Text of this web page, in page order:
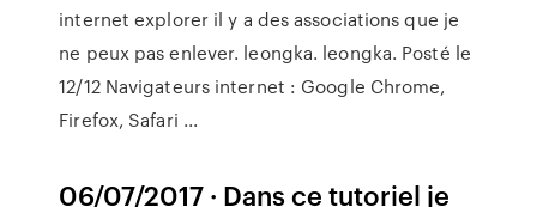
internet explorer il y a des associations que je
ne peux pas enlever. leongka. leongka. Posté le
12/12 Navigateurs internet : Google Chrome,
Firefox, Safari ...
06/07/2017 · Dans ce tutoriel je